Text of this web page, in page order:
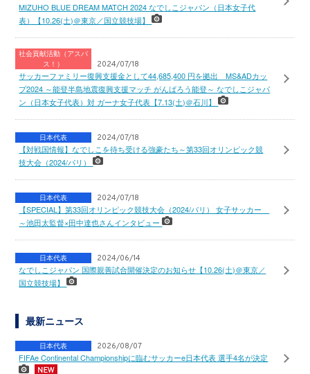
MIZUHO BLUE DREAM MATCH 2024 なでしこジャパン（日本女子代
表）【10.26(土)＠東京／国立競技場】
社会貢献活動（アスパ
ス！）
2024/07/18
サッカーファミリー復興支援金として44,685,400 円を拠出 MS&ADカッ
プ2024 ～能登半島地震復興支援マッチ がんばろう能登～ なでしこジャパ
ン（日本女子代表）対 ガーナ女子代表【7.13(土)＠石川】
日本代表 2024/07/18
【対戦国情報】なでしこを待ち受ける強豪たち～第33回オリンピック競
技大会（2024/パリ）
日本代表 2024/07/18
【SPECIAL】第33回オリンピック競技大会（2024/パリ） 女子サッカー
～池田太監督×田中達也さんインタビュー
日本代表 2024/06/14
なでしこジャパン 国際親善試合開催決定のお知らせ【10.26(土)＠東京／
国立競技場】
最新ニュース
日本代表 2026/08/07
FIFAe Continental Championshipに臨むサッカーe日本代表 選手4名が決定